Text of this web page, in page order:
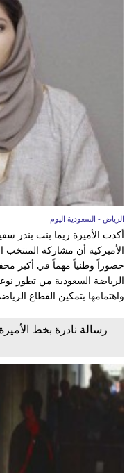
الرياض - السعودية اليوم
أكدت الأميرة ريما بنت بندر
حضوراً وطنياً مهماً في أكبر
الرياضة السعودية من تطور
واهتمامها بتمكين القطاع
رسالة نادرة بخط